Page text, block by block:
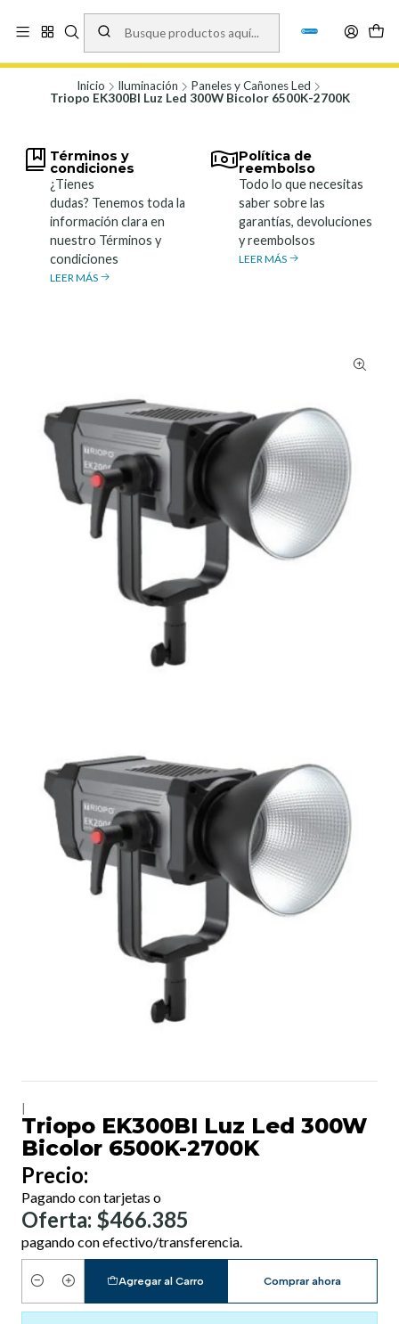
Vísita nuestro local en Los Agustinos 5478, Ñuñoa. Lunes a Viernes 9.30 a
19.00, Sábados 10:00 a 19:00 y Domingos de 10:00 a 17:00
Inicio Iluminación
Paneles y Cañones Led
Triopo EK300BI Luz Led 300W Bicolor 6500K-2700K
Términos y
condiciones
¿Tienes
dudas? Tenemos toda la
información clara en
nuestro Términos y
condiciones
LEER MÁS
Política de
reembolso
Todo lo que necesitas
saber sobre las
garantías, devoluciones
y reembolsos
LEER MÁS
Triopo EK300BI Luz Led 300W
Bicolor 6500K-2700K
Precio:
Pagando con tarjetas o
Oferta: $466.385
pagando con efectivo/transferencia.
Cantidad
Agregar al Carro Comprar ahora